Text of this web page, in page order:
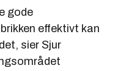
gode
effektivt kan
sier Sjur